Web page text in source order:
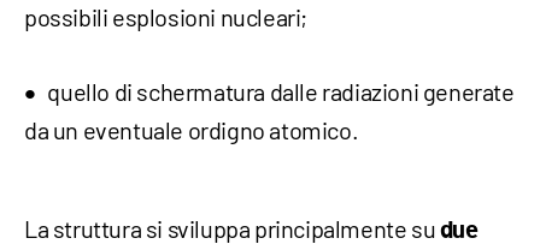
possibili esplosioni nucleari;
quello di schermatura dalle radiazioni generate
da un eventuale ordigno atomico.
La struttura si sviluppa principalmente su due